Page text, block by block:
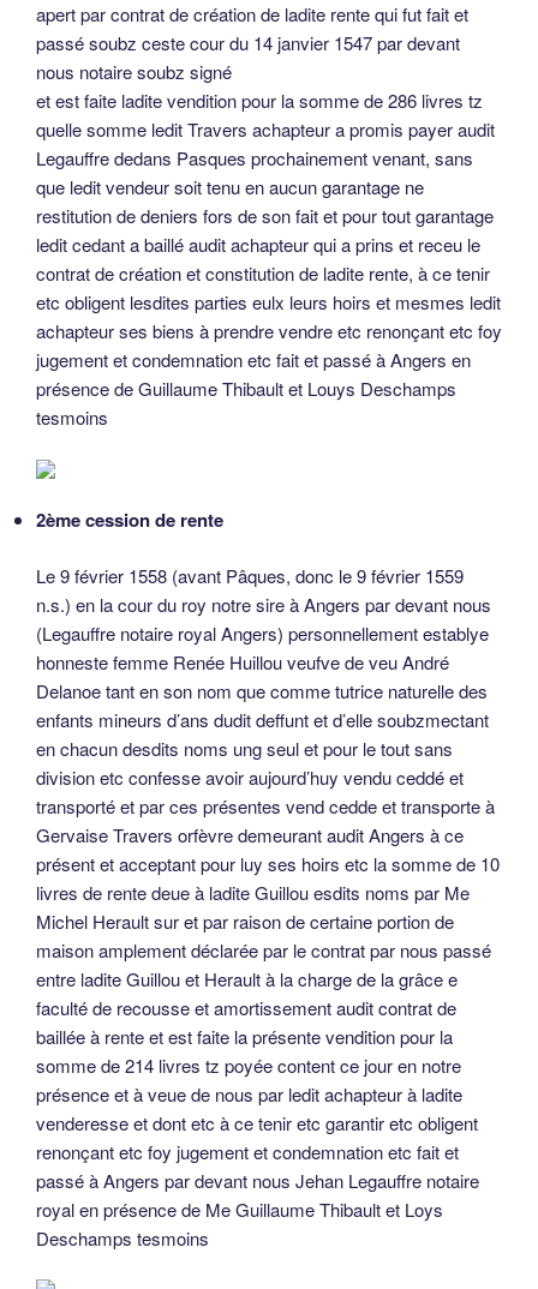
apert par contrat de création de ladite rente qui fut fait et
passé soubz ceste cour du 14 janvier 1547 par devant
nous notaire soubz signé
et est faite ladite vendition pour la somme de 286 livres tz
quelle somme ledit Travers achapteur a promis payer audit
Legauffre dedans Pasques prochainement venant, sans
que ledit vendeur soit tenu en aucun garantage ne
restitution de deniers fors de son fait et pour tout garantage
ledit cedant a baillé audit achapteur qui a prins et receu le
contrat de création et constitution de ladite rente, à ce tenir
etc obligent lesdites parties eulx leurs hoirs et mesmes ledit
achapteur ses biens à prendre vendre etc renonçant etc foy
jugement et condemnation etc fait et passé à Angers en
présence de Guillaume Thibault et Louys Deschamps
tesmoins
2ème cession de rente
Le 9 février 1558 (avant Pâques, donc le 9 février 1559
n.s.) en la cour du roy notre sire à Angers par devant nous
(Legauffre notaire royal Angers) personnellement establye
honneste femme Renée Huillou veufve de veu André
Delanoe tant en son nom que comme tutrice naturelle des
enfants mineurs d’ans dudit deffunt et d’elle soubzmectant
en chacun desdits noms ung seul et pour le tout sans
division etc confesse avoir aujourd’huy vendu ceddé et
transporté et par ces présentes vend cedde et transporte à
Gervaise Travers orfèvre demeurant audit Angers à ce
présent et acceptant pour luy ses hoirs etc la somme de 10
livres de rente deue à ladite Guillou esdits noms par Me
Michel Herault sur et par raison de certaine portion de
maison amplement déclarée par le contrat par nous passé
entre ladite Guillou et Herault à la charge de la grâce e
faculté de recousse et amortissement audit contrat de
baillée à rente et est faite la présente vendition pour la
somme de 214 livres tz poyée content ce jour en notre
présence et à veue de nous par ledit achapteur à ladite
venderesse et dont etc à ce tenir etc garantir etc obligent
renonçant etc foy jugement et condemnation etc fait et
passé à Angers par devant nous Jehan Legauffre notaire
royal en présence de Me Guillaume Thibault et Loys
Deschamps tesmoins